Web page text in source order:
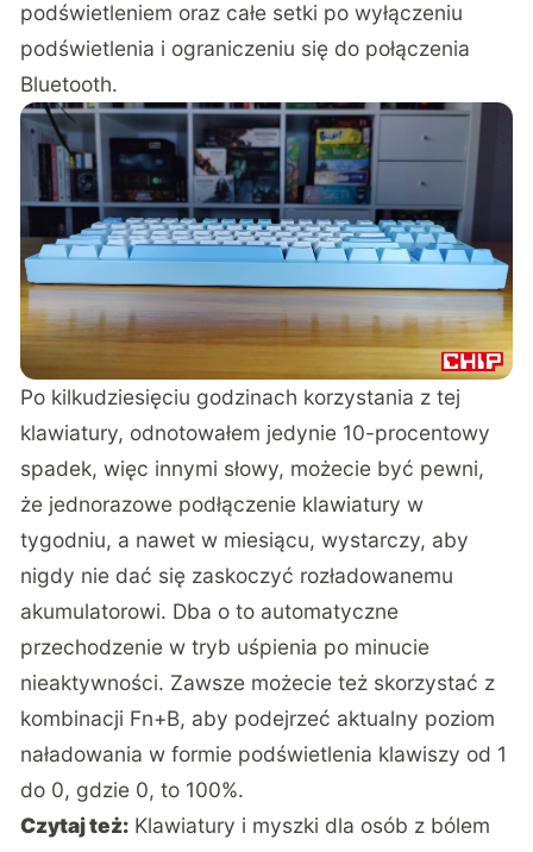
podświetleniem oraz całe setki po wyłączeniu
podświetlenia i ograniczeniu się do połączenia
Bluetooth.
Po kilkudziesięciu godzinach korzystania z tej
klawiatury, odnotowałem jedynie 10-procentowy
spadek, więc innymi słowy, możecie być pewni,
że jednorazowe podłączenie klawiatury w
tygodniu, a nawet w miesiącu, wystarczy, aby
nigdy nie dać się zaskoczyć rozładowanemu
akumulatorowi. Dba o to automatyczne
przechodzenie w tryb uśpienia po minucie
nieaktywności. Zawsze możecie też skorzystać z
kombinacji Fn+B, aby podejrzeć aktualny poziom
naładowania w formie podświetlenia klawiszy od 1
do 0, gdzie 0, to 100%.
Czytaj też: Klawiatury i myszki dla osób z bólem